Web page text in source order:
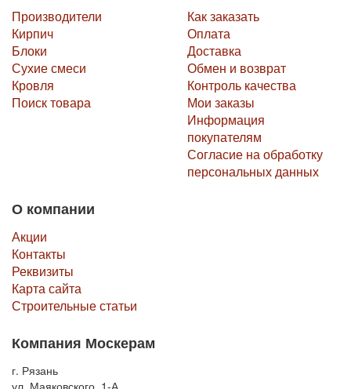
Производители
Кирпич
Блоки
Сухие смеси
Кровля
Поиск товара
Как заказать
Оплата
Доставка
Обмен и возврат
Контроль качества
Мои заказы
Информация
покупателям
Согласие на обработку
персональных данных
О компании
Акции
Контакты
Реквизиты
Карта сайта
Строительные статьи
Компания Москерам
г. Рязань